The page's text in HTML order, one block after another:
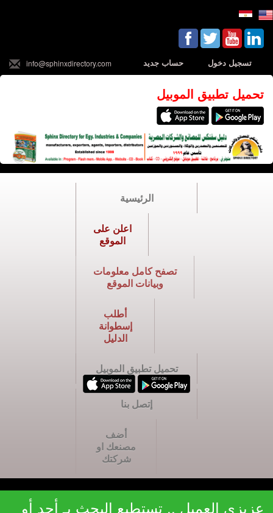
تسجيل دخول حساب جديد info@sphinxdirectory.com
تحميل تطبيق الموبيل
الرئيسية
اعلن على
الموقع
تصفح كامل معلومات
وبيانات الموقع
أطلب
إسطوانة
الدليل
تحميل تطبيق الموبيل
إتصل بنا
أضف
مصنعك او
شركتك
عزيزي العميل .. تستطيع البحث بـ أحد أو